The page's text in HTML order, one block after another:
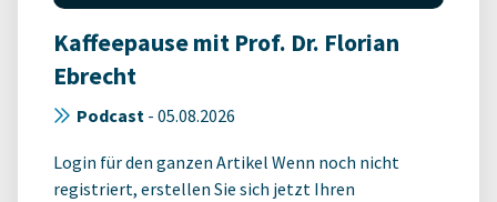
Kaffeepause mit Prof. Dr. Florian
Ebrecht
Podcast - 05.08.2026
Login für den ganzen Artikel Wenn noch nicht
registriert, erstellen Sie sich jetzt Ihren